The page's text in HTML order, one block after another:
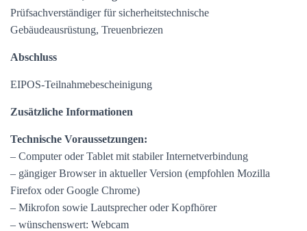
Prüfsachverständiger für sicherheitstechnische
Gebäudeausrüstung, Treuenbriezen
Abschluss
EIPOS-Teilnahmebescheinigung
Zusätzliche Informationen
Technische Voraussetzungen:
– Computer oder Tablet mit stabiler Internetverbindung
– gängiger Browser in aktueller Version (empfohlen Mozilla
Firefox oder Google Chrome)
– Mikrofon sowie Lautsprecher oder Kopfhörer
– wünschenswert: Webcam